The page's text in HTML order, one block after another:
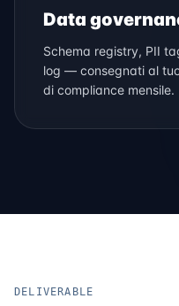
Data
Schema registry, PII
log — consegnati al
di compliance mensile.
DELIVERABLE